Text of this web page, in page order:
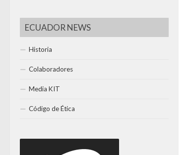
ECUADOR NEWS
Historia
Colaboradores
Media KIT
Código de Ética